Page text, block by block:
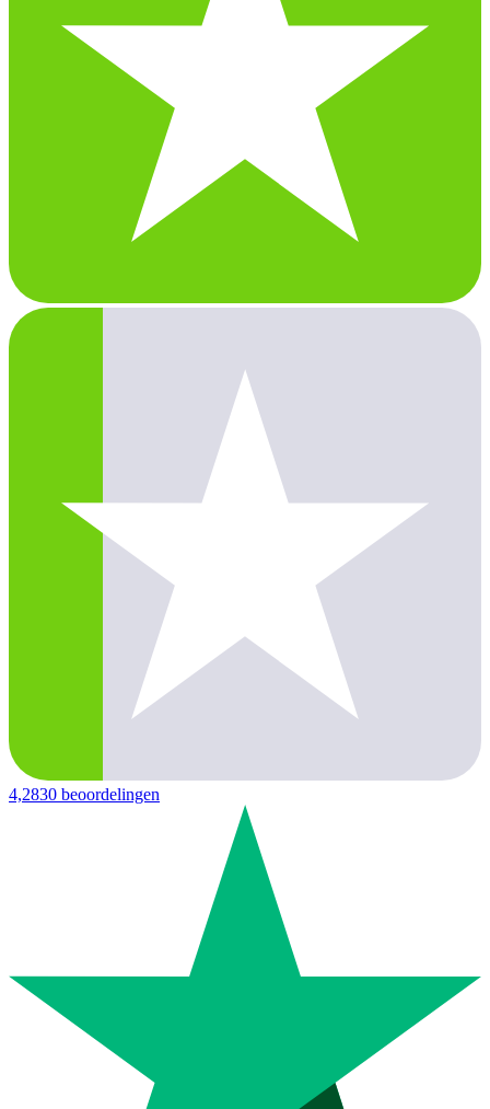
4,2830 beoordelingen